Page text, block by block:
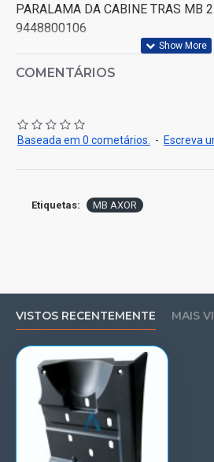
PARALAMA DA CABINE TRAS MB
9448800106
COMENTÁRIOS
Baseada em 0 cometários. - Escreva
Etiquetas: MB AXOR
VISTOS RECENTEMENTE MAIS